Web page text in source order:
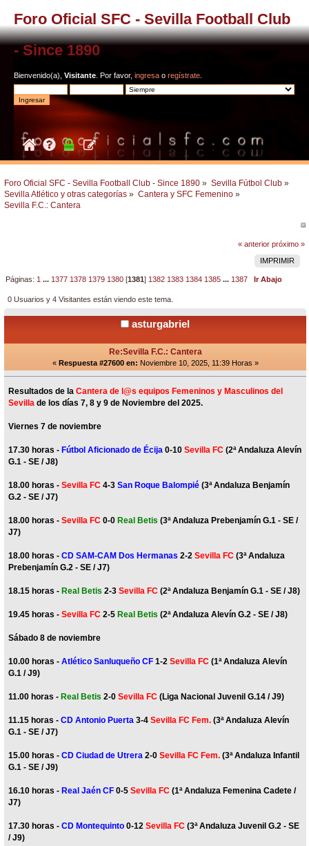
Foro Oficial SFC - Sevilla Football Club
- Since 1890
Bienvenido(a), Visitante . Por favor, ingresa o regístrate
Foro Oficial SFC - Sevilla Football Club - Since 1890 » Sevilla Fútbol Club »
Sevilla Atlético y otras categorías » Cantera y SFC Femenino »
Sevilla F.C.: Cantera
« anterior próximo »
IMPRIMIR
Páginas: 1 ... 1377 1378 1379 1380 [1381] 1382 1383 1384 1385 ... 1387 Ir Abajo
0 Usuarios y 4 Visitantes están viendo este tema.
asturgabriel
Re:Sevilla F.C.: Cantera
« Respuesta #27600 en: Noviembre 10, 2025, 11:39 Horas »
Resultados de laCantera de l@s equipos Femeninos y Masculinos del
Sevillade los días 7, 8 y 9 de Noviembre del 2025.
Viernes 7 de noviembre
17.30 horas -Fútbol Aficionado de Écija 0-10 Sevilla FC (2ª Andaluza Alevín
G.1 - SE / J8)
18.00 horas -Sevilla FC 4-3San Roque Balompié (3ª Andaluza Benjamín
G.2 - SE / J7)
18.00 horas -Sevilla FC 0-0 Real Betis(3ª Andaluza Prebenjamín G.1 - SE /
J7)
18.00 horas -CD SAM-CAM Dos Hermanas 2-2Sevilla FC(3ª Andaluza
Prebenjamín G.2 - SE / J7)
18.15 horas -Real Betis 2-3 Sevilla FC (2ª Andaluza Benjamín G.1 - SE / J8)
19.45 horas -Sevilla FC 2-5Real Betis (2ª Andaluza Alevín G.2 - SE / J8)
Sábado 8 de noviembre
10.00 horas - Atlético Sanluqueño CF1-2 Sevilla FC (1ª Andaluza Alevín
G.1 / J9)
11.00 horas -Real Betis 2-0Sevilla FC (Liga Nacional Juvenil G.14 / J9)
11.15 horas -CD Antonio Puerta3-4Sevilla FC Fem. (3ª Andaluza Alevín
G.1 - SE / J7)
15.00 horas -CD Ciudad de Utrera 2-0Sevilla FC Fem. (3ª Andaluza Infantil
G.1 - SE / J9)
16.10 horas -Real Jaén CF 0-5Sevilla FC(1ª Andaluza Femenina Cadete /
J7)
17.30 horas -CD Montequinto 0-12Sevilla FC(3ª Andaluza Juvenil G.2 - SE
/ J9)